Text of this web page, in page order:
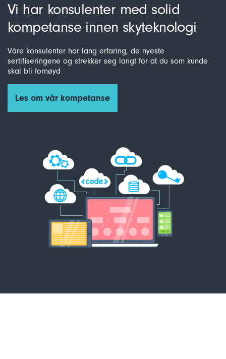
Vi har konsulenter med solid
kompetanse innen skyteknologi
Våre konsulenter har lang erfaring, de nyeste
sertifiseringene og strekker seg langt for at du som kunde
skal bli fornøyd
Les om vår kompetanse